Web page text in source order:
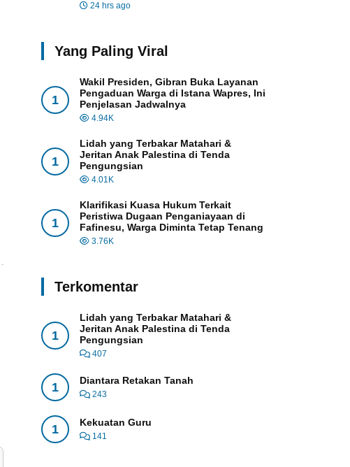
24 hrs ago
Yang Paling Viral
1
Wakil Presiden, Gibran Buka Layanan
Pengaduan Warga di Istana Wapres, Ini
Penjelasan Jadwalnya
4.94K
1
Lidah yang Terbakar Matahari &
Jeritan Anak Palestina di Tenda
Pengungsian
4.01K
1
Klarifikasi Kuasa Hukum Terkait
Peristiwa Dugaan Penganiayaan di
Fafinesu, Warga Diminta Tetap Tenang
3.76K
Terkomentar
1
Lidah yang Terbakar Matahari &
Jeritan Anak Palestina di Tenda
Pengungsian
407
1 Diantara Retakan Tanah
243
1 Kekuatan Guru
141